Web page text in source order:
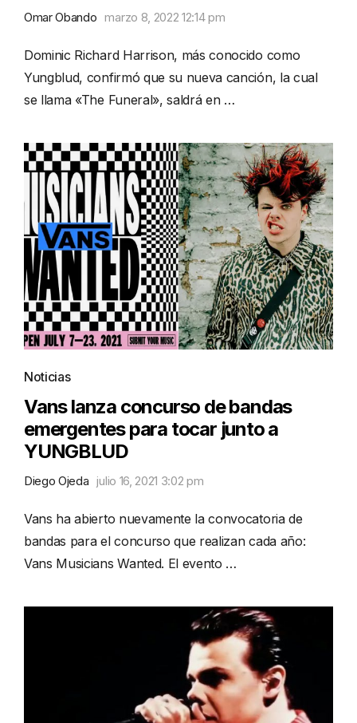
Omar Obando marzo 8, 2022 12:14 pm
Dominic Richard Harrison, más conocido como
Yungblud, confirmó que su nueva canción, la cual
se llama «The Funeral», saldrá en …
Noticias
Vans lanza concurso de bandas
emergentes para tocar junto a
YUNGBLUD
Diego Ojeda julio 16, 2021 3:02 pm
Vans ha abierto nuevamente la convocatoria de
bandas para el concurso que realizan cada año:
Vans Musicians Wanted. El evento …